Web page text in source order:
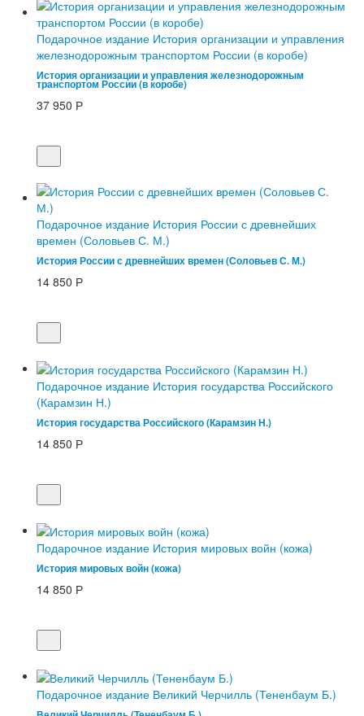
Подарочное издание История организации и управления
железнодорожным транспортом России (в коробе)
История организации и управления железнодорожным
транспортом России (в коробе)
37 950 Р
Подарочное издание История России с древнейших
времен (Соловьев С. М.)
История России с древнейших времен (Соловьев С. М.)
14 850 Р
Подарочное издание История государства Российского
(Карамзин Н.)
История государства Российского (Карамзин Н.)
14 850 Р
Подарочное издание История мировых войн (кожа)
История мировых войн (кожа)
14 850 Р
Подарочное издание Великий Черчилль (Тененбаум Б.)